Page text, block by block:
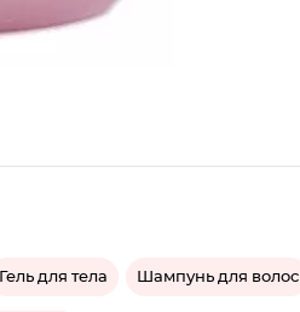
Гель для тела Шампунь для волос